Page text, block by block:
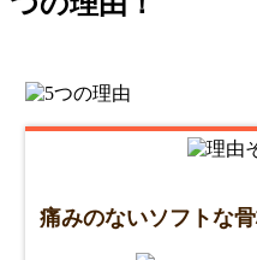
痛みのないソフトな